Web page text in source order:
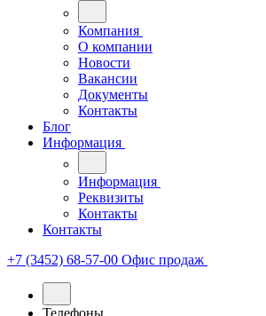
Компания
О компании
Новости
Вакансии
Документы
Контакты
Блог
Информация
Информация
Реквизиты
Контакты
Контакты
+7 (3452) 68-57-00 Офис продаж
Телефоны